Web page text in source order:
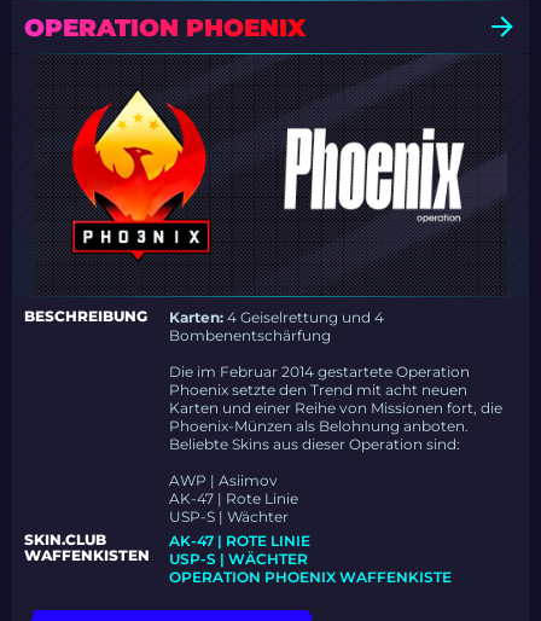
OPERATION PHOENIX
BESCHREIBUNG Karten: 4 Geiselrettung und 4
Bombenentschärfung
Die im Februar 2014 gestartete Operation
Phoenix setzte den Trend mit acht neuen
Karten und einer Reihe von Missionen fort, die
Phoenix-Münzen als Belohnung anboten.
Beliebte Skins aus dieser Operation sind:
AWP | Asiimov
AK-47 | Rote Linie
USP-S | Wächter
SKIN.CLUB
WAFFENKISTEN
AK-47 | ROTE LINIE
USP-S | WÄCHTER
OPERATION PHOENIX WAFFENKISTE